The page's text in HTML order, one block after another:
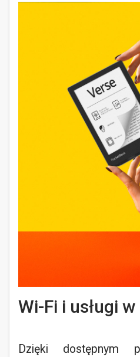
Wi-Fi i usługi
Dzięki dostępnym